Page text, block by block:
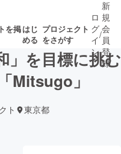
を掲はじ
める
プロジェクト
をさがす
募集終了が近いプ
ジェクト
ロ
グ
イ
ン
/
新
規
会
員
登
録
」を目標に挑む
Mitsugo」
ト 東京都